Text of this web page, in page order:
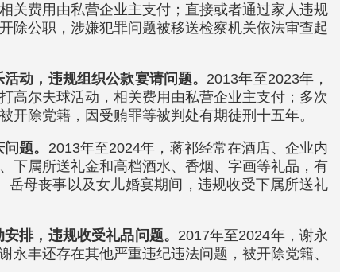
关费用由私营企业主支付；直接或者通过家人违规
除公职，涉嫌犯罪问题被移送检察机关依法审查起
动，违规组织公款宴请问题。 2013年至2023年，
高尔夫球活动，相关费用由私营企业主支付；多次
除党籍，因受贿罪等被判处有期徒刑十五年。
题。 2013年至2024年，蒋祁经常在酒店、企业内
下属所送礼金和高档酒水、香烟、字画等礼品，有
母丧事以及女儿婚宴期间，违规收受下属所送礼
排，违规收受礼品问题。 2017年至2024年，谢永
丰还存在其他严重违纪违法问题，被开除党籍、